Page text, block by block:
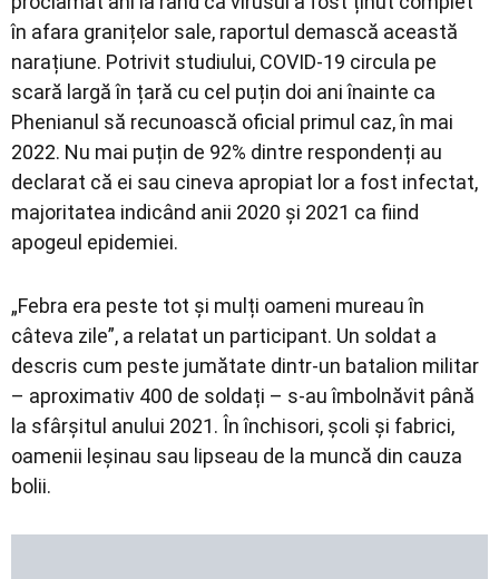
în afara granițelor sale, raportul demască această
narațiune. Potrivit studiului, COVID-19 circula pe
scară largă în țară cu cel puțin doi ani înainte ca
Phenianul să recunoască oficial primul caz, în mai
2022. Nu mai puțin de 92% dintre respondenți au
declarat că ei sau cineva apropiat lor a fost infectat,
majoritatea indicând anii 2020 și 2021 ca fiind
apogeul epidemiei.
„Febra era peste tot și mulți oameni mureau în
câteva zile”, a relatat un participant. Un soldat a
descris cum peste jumătate dintr-un batalion militar
– aproximativ 400 de soldați – s-au îmbolnăvit până
la sfârșitul anului 2021. În închisori, școli și fabrici,
oamenii leșinau sau lipseau de la muncă din cauza
bolii.